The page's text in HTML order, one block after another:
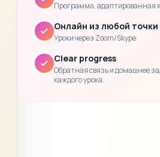
Программа, адаптированная
Онлайн из любой
Уроки через Zoom/Skype
Clear progress
Обратная связь и домашнее
каждого урока.